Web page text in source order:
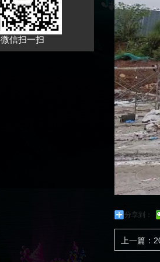
微信扫一扫
分享到：
上一篇：